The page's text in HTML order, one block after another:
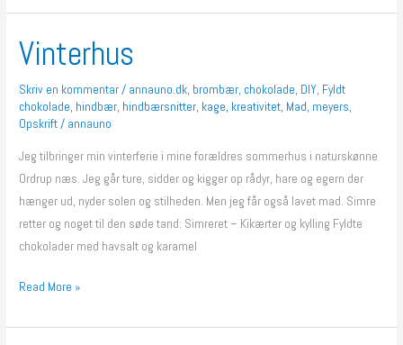
Vinterhus
Skriv en kommentar/ annauno.dk, brombær, chokolade, DIY, Fyldt
chokolade, hindbær, hindbærsnitter, kage, kreativitet, Mad, meyers,
Opskrift/ annauno
Jeg tilbringer min vinterferie i mine forældres sommerhus i naturskønne
Ordrup næs. Jeg går ture, sidder og kigger op rådyr, hare og egern der
hænger ud, nyder solen og stilheden. Men jeg får også lavet mad. Simre
retter og noget til den søde tand: Simreret – Kikærter og kylling Fyldte
chokolader med havsalt og karamel
Vinterhus
Read More »